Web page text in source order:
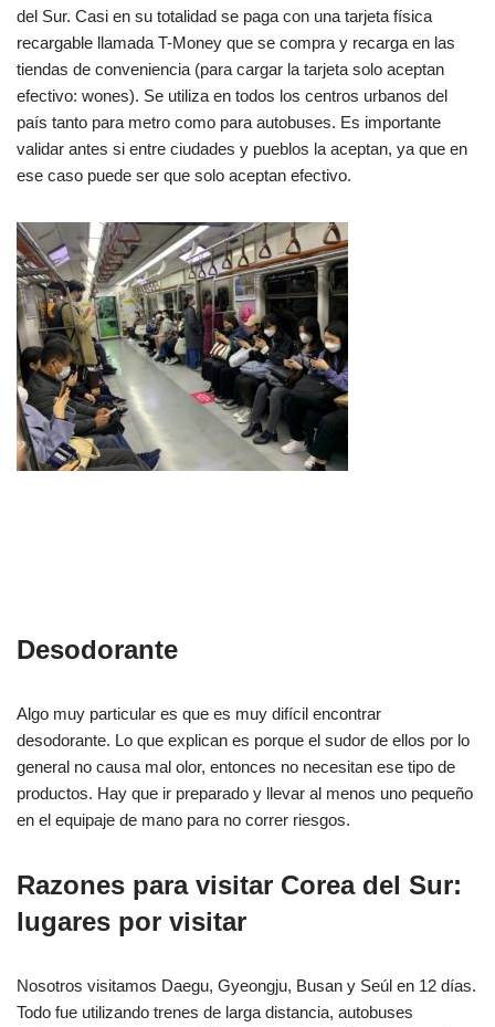
del Sur. Casi en su totalidad se paga con una tarjeta física
recargable llamada T-Money que se compra y recarga en las
tiendas de conveniencia (para cargar la tarjeta solo aceptan
efectivo: wones). Se utiliza en todos los centros urbanos del
país tanto para metro como para autobuses. Es importante
validar antes si entre ciudades y pueblos la aceptan, ya que en
ese caso puede ser que solo aceptan efectivo.
Desodorante
Algo muy particular es que es muy difícil encontrar
desodorante. Lo que explican es porque el sudor de ellos por lo
general no causa mal olor, entonces no necesitan ese tipo de
productos. Hay que ir preparado y llevar al menos uno pequeño
en el equipaje de mano para no correr riesgos.
Razones para visitar Corea del Sur:
lugares por visitar
Nosotros visitamos Daegu, Gyeongju, Busan y Seúl en 12 días.
Todo fue utilizando trenes de larga distancia, autobuses